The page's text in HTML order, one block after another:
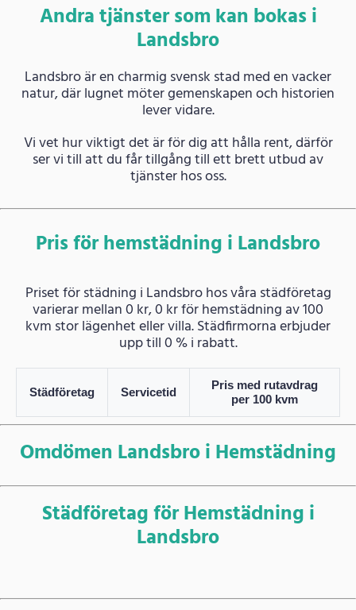
Andra tjänster som kan bokas i
Landsbro
Landsbro är en charmig svensk stad med en vacker
natur, där lugnet möter gemenskapen och historien
lever vidare.
Vi vet hur viktigt det är för dig att hålla rent, därför
ser vi till att du får tillgång till ett brett utbud av
tjänster hos oss.
Pris för hemstädning i Landsbro
Priset för städning i Landsbro hos våra städföretag
varierar mellan 0 kr, 0 kr för hemstädning av 100
kvm stor lägenhet eller villa. Städfirmorna erbjuder
upp till 0 % i rabatt.
Städföretag Servicetid
Pris med rutavdrag
per 100 kvm
Omdömen Landsbro i Hemstädning
Städföretag för Hemstädning i
Landsbro